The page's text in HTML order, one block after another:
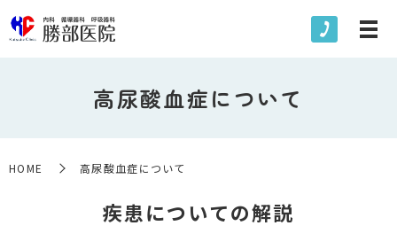
高尿酸血症について
HOME 高尿酸血症について
疾患についての解説